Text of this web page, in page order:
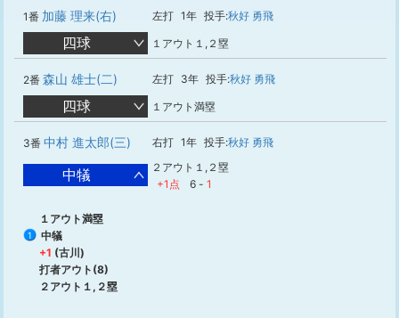
1番 加藤 理来(右) 左打 1年 投手:秋好 勇飛
四球 １アウト１,２塁
2番 森山 雄士(二) 左打 3年 投手:秋好 勇飛
四球 １アウト満塁
3番 中村 進太郎(三) 右打 1年 投手:秋好 勇飛
中犠
２アウト１,２塁
+1点
6 - 1
１アウト満塁
1
中犠
+1 (古川)
打者アウト(8)
２アウト１,２塁